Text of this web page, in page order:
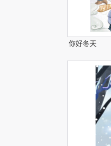
你好冬天